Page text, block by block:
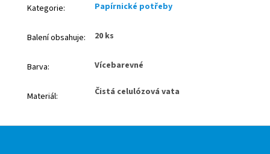
Kategorie: Papírnické potřeby
Balení obsahuje: 20 ks
Barva: Vícebarevné
Materiál: Čistá celulózová vata